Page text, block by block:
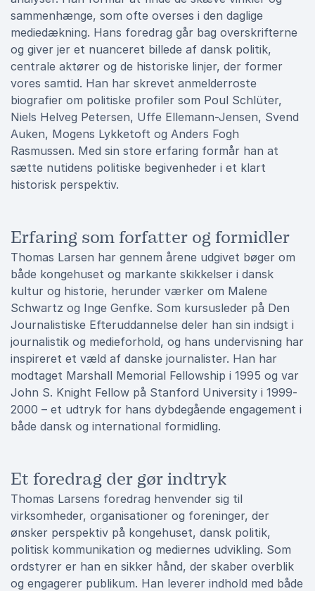
sammenhænge, som ofte overses i den daglige
mediedækning. Hans foredrag går bag overskrifterne
og giver jer et nuanceret billede af dansk politik,
centrale aktører og de historiske linjer, der former
vores samtid. Han har skrevet anmelderroste
biografier om politiske profiler som Poul Schlüter,
Niels Helveg Petersen, Uffe Ellemann-Jensen, Svend
Auken, Mogens Lykketoft og Anders Fogh
Rasmussen. Med sin store erfaring formår han at
sætte nutidens politiske begivenheder i et klart
historisk perspektiv.
Erfaring som forfatter og formidler
Thomas Larsen har gennem årene udgivet bøger om
både kongehuset og markante skikkelser i dansk
kultur og historie, herunder værker om Malene
Schwartz og Inge Genfke. Som kursusleder på Den
Journalistiske Efteruddannelse deler han sin indsigt i
journalistik og medieforhold, og hans undervisning har
inspireret et væld af danske journalister. Han har
modtaget Marshall Memorial Fellowship i 1995 og var
John S. Knight Fellow på Stanford University i 1999-
2000 – et udtryk for hans dybdegående engagement i
både dansk og international formidling.
Et foredrag der gør indtryk
Thomas Larsens foredrag henvender sig til
virksomheder, organisationer og foreninger, der
ønsker perspektiv på kongehuset, dansk politik,
politisk kommunikation og mediernes udvikling. Som
ordstyrer er han en sikker hånd, der skaber overblik
og engagerer publikum. Han leverer indhold med både